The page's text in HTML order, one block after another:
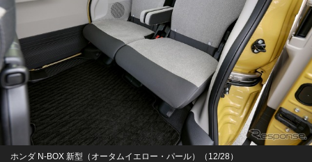
ホンダ N-BOX 新型（オータムイエロー・パール）（12/28）